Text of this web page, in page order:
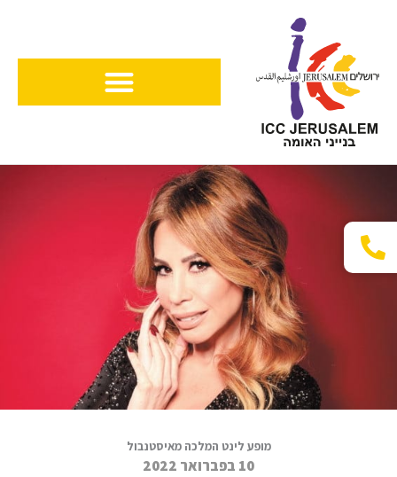
מופע לינט המלכה מאיסטנבול
10 בפברואר 2022